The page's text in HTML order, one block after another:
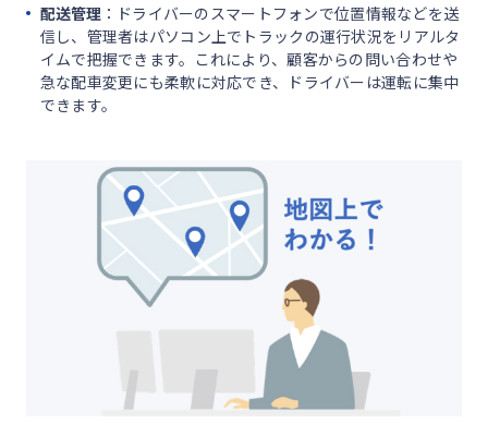
配送管理 ：ドライバーのスマートフォンで位置情報などを送
信し、管理者はパソコン上でトラックの運行状況をリアルタ
イムで把握できます。これにより、顧客からの問い合わせや
急な配車変更にも柔軟に対応でき、ドライバーは運転に集中
できます。